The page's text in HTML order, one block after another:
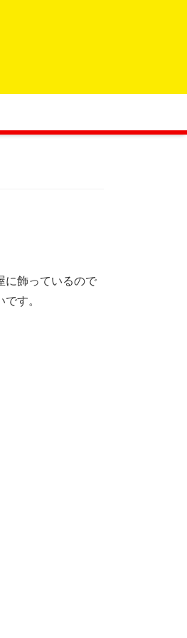
に飾っているので
す。